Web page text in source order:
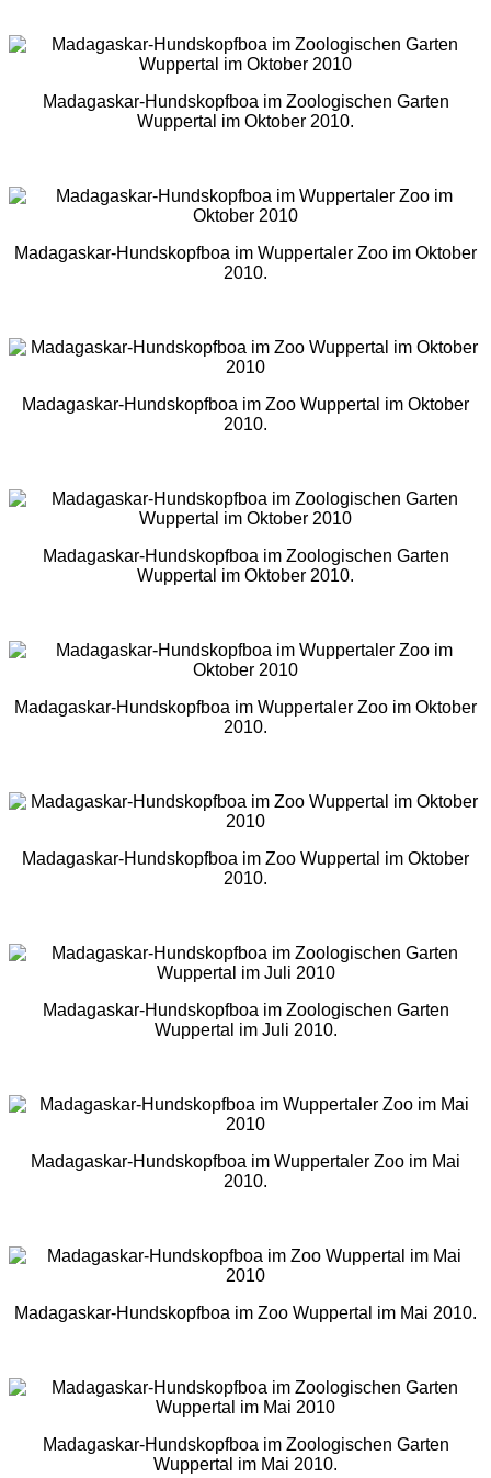
Madagaskar-Hundskopfboa im Zoologischen Garten
Wuppertal im Oktober 2010.
Madagaskar-Hundskopfboa im Wuppertaler Zoo im Oktober
2010.
Madagaskar-Hundskopfboa im Zoo Wuppertal im Oktober
2010.
Madagaskar-Hundskopfboa im Zoologischen Garten
Wuppertal im Oktober 2010.
Madagaskar-Hundskopfboa im Wuppertaler Zoo im Oktober
2010.
Madagaskar-Hundskopfboa im Zoo Wuppertal im Oktober
2010.
Madagaskar-Hundskopfboa im Zoologischen Garten
Wuppertal im Juli 2010.
Madagaskar-Hundskopfboa im Wuppertaler Zoo im Mai
2010.
Madagaskar-Hundskopfboa im Zoo Wuppertal im Mai 2010.
Madagaskar-Hundskopfboa im Zoologischen Garten
Wuppertal im Mai 2010.